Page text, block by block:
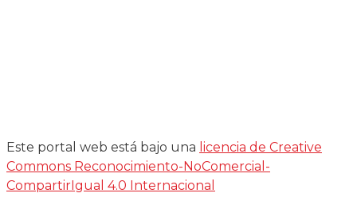
Este portal web está bajo una licencia de Creative
Commons Reconocimiento-NoComercial-
CompartirIgual 4.0 Internacional